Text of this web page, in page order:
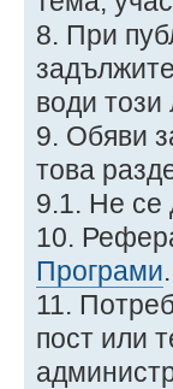
8. При
води
9. Обяви
това
9.1. Не се
10.
Програми.
11.
пост или